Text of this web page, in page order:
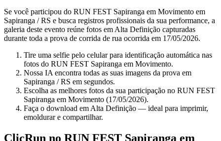
Se você participou do RUN FEST Sapiranga em Movimento em
Sapiranga / RS e busca registros profissionais da sua performance, a
galeria deste evento reúne fotos em Alta Definição capturadas
durante toda a prova de corrida de rua ocorrida em 17/05/2026.
Tire uma selfie pelo celular para identificação automática nas
fotos do RUN FEST Sapiranga em Movimento.
Nossa IA encontra todas as suas imagens da prova em
Sapiranga / RS em segundos.
Escolha as melhores fotos da sua participação no RUN FEST
Sapiranga em Movimento (17/05/2026).
Faça o download em Alta Definição — ideal para imprimir,
emoldurar e compartilhar.
ClicRun no RUN FEST Sapiranga em